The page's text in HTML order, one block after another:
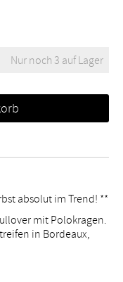
Nur noch 3 auf Lager
absolut im Trend! **
mit Polokragen.
in Bordeaux,